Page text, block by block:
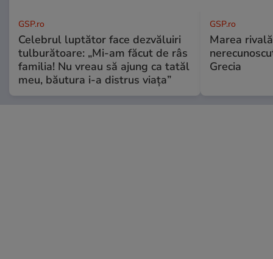
GSP.ro
Celebrul luptător face dezvăluiri
tulburătoare: „Mi-am făcut de râs
familia! Nu vreau să ajung ca tatăl
meu, băutura i-a distrus viața”
GSP.ro
Marea
Grecia